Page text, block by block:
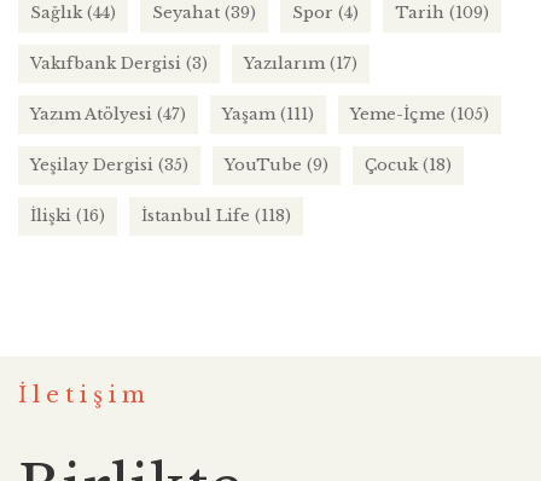
Sağlık(44) Seyahat (39) Spor (4) Tarih (109)
Vakıfbank Dergisi (3) Yazılarım (17)
Yazım Atölyesi (47) Yaşam (111) Yeme-İçme (105)
Yeşilay Dergisi (35) YouTube (9) Çocuk(18)
İlişki (16) İstanbul Life (118)
İletişim